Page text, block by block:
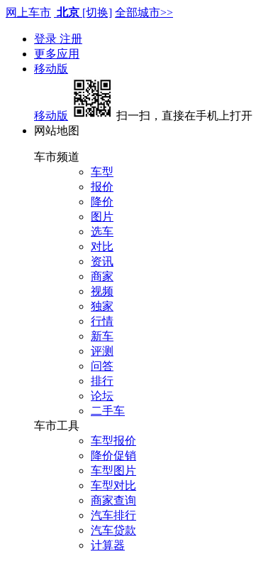
网上车市 北京 [切换] 全部城市>>
登录 注册
更多应用
移动版
移动版
扫一扫，直接在手机上打开
网站地图
车市频道
车型
报价
降价
图片
选车
对比
资讯
商家
视频
独家
行情
新车
评测
问答
排行
论坛
二手车
车市工具
车型报价
降价促销
车型图片
车型对比
商家查询
汽车排行
汽车贷款
计算器